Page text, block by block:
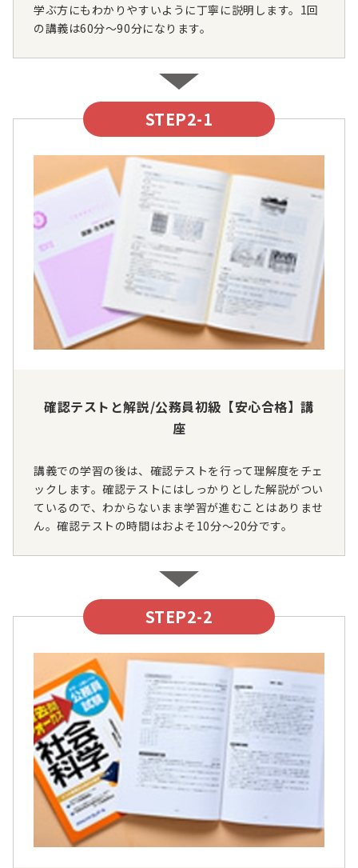
学ぶ方にもわかりやすいように丁寧に説明します。1回
の講義は60分～90分になります。
STEP2-1
確認テストと解説/公務員初級【安心合格】講
座
講義での学習の後は、確認テストを行って理解度をチェ
ックします。確認テストにはしっかりとした解説がつい
ているので、わからないまま学習が進むことはありませ
ん。確認テストの時間はおよそ10分～20分です。
STEP2-2